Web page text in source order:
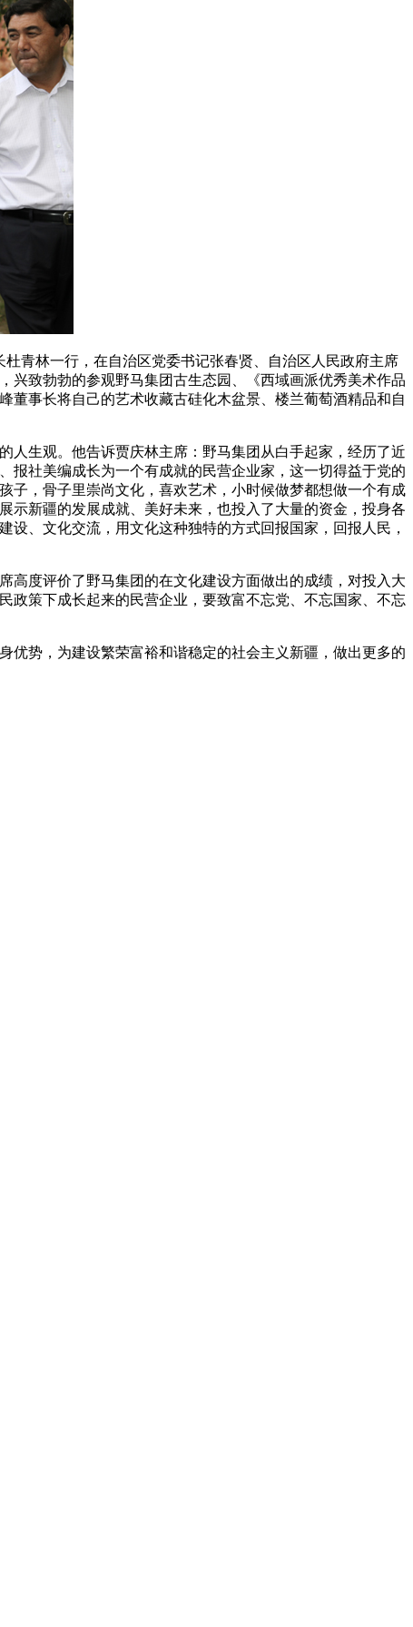
青林一行，在自治区党委书记张春贤、自治区人民政府主席
兴致勃勃的参观野马集团古生态园、《西域画派优秀美术作品
董事长将自己的艺术收藏古硅化木盆景、楼兰葡萄酒精品和自
生观。他告诉贾庆林主席：野马集团从白手起家，经历了近
报社美编成长为一个有成就的民营企业家，这一切得益于党的
子，骨子里崇尚文化，喜欢艺术，小时候做梦都想做一个有成
示新疆的发展成就、美好未来，也投入了大量的资金，投身各
、文化交流，用文化这种独特的方式回报国家，回报人民，
度评价了野马集团的在文化建设方面做出的成绩，对投入大
政策下成长起来的民营企业，要致富不忘党、不忘国家、不忘
势，为建设繁荣富裕和谐稳定的社会主义新疆，做出更多的